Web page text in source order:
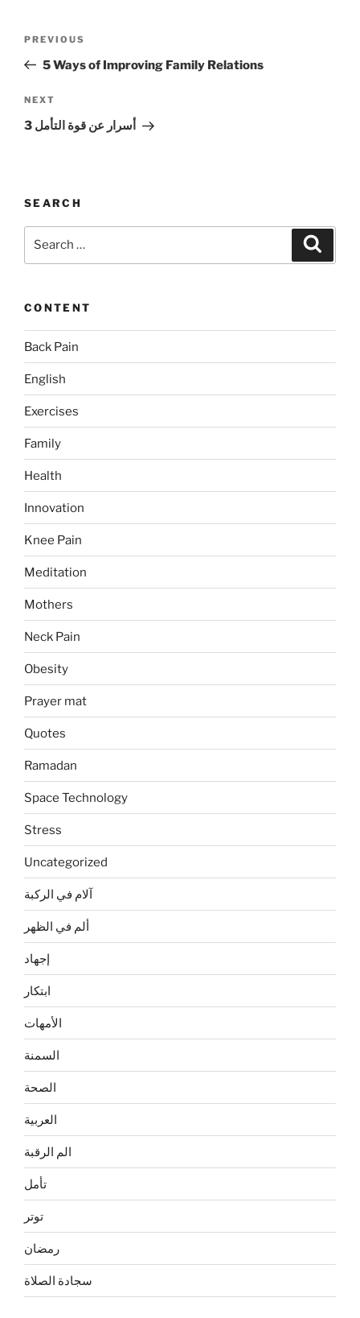
Previous
Post
PREVIOUS
5 Ways of Improving Family Relations
Next
Post
NEXT
3 أسرار عن قوة التأمل
SEARCH
CONTENT
Back Pain
English
Exercises
Family
Health
Innovation
Knee Pain
Meditation
Mothers
Neck Pain
Obesity
Prayer mat
Quotes
Ramadan
Space Technology
Stress
Uncategorized
آلام في الركبة
ألم في الظهر
إجهاد
ابتكار
الأمهات
السمنة
الصحة
العربية
الم الرقبة
تأمل
توتر
رمضان
سجادة الصلاة